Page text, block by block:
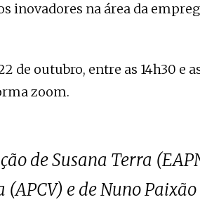
inovadores na área da
de outubro, entre as 14h30 e
zoom.
de Susana Terra
e de Nuno Paixão